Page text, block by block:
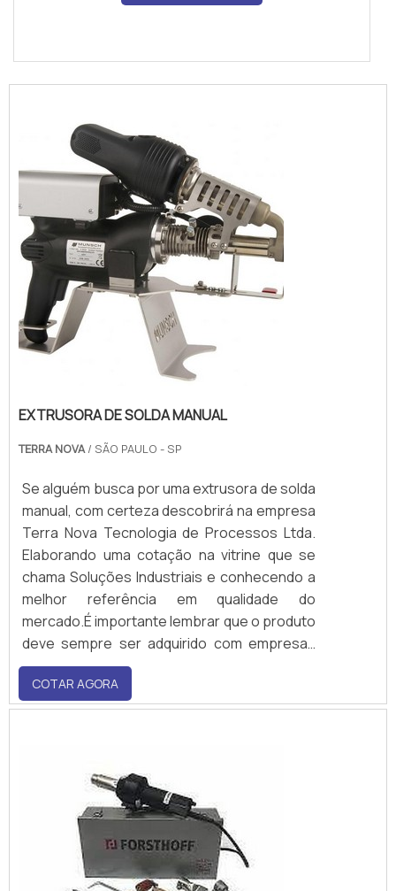
EXTRUSORA DE SOLDA MANUAL
TERRA NOVA/ SÃO PAULO - SP
Se alguém busca por uma extrusora de solda
manual, com certeza descobrirá na empresa
Terra Nova Tecnologia de Processos Ltda.
Elaborando uma cotação na vitrine que se
chama Soluções Industriais e conhecendo a
melhor referência em qualidade do
mercado.É importante lembrar que o produto
deve sempre ser adquirido com empresas
especializadas no segmento. Esse tipo de
cuidado ajuda a garantir a qualidade e
durabilidade dos materiais, além de...
COTAR AGORA